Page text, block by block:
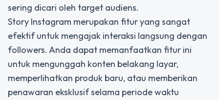
sering dicari oleh target audiens.
Story Instagram merupakan fitur yang sangat
efektif untuk mengajak interaksi langsung dengan
followers. Anda dapat memanfaatkan fitur ini
untuk mengunggah konten belakang layar,
memperlihatkan produk baru, atau memberikan
penawaran eksklusif selama periode waktu